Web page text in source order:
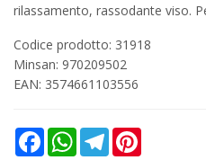
rilassamento, rassodante viso.
Codice prodotto: 31918
Minsan: 970209502
EAN: 3574661103556
FacebookWhatsAppTelegram